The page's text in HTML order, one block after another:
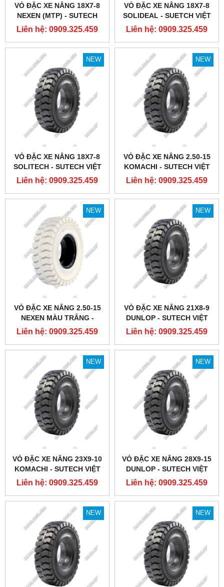
VỎ ĐẶC XE NÂNG 18X7-8
NEXEN (MTP) - SUTECH
VIỆT NAM
Liên hệ: 0909.325.459
VỎ ĐẶC XE NÂNG 18X7-8
SOLIDEAL - SUETCH VIỆT
NAM
Liên hệ: 0909.325.459
NEW
VỎ ĐẶC XE NÂNG 18X7-8
SOLITECH - SUTECH VIỆT
NAM
Liên hệ: 0909.325.459
NEW
VỎ ĐẶC XE NÂNG 2.50-15
KOMACHI - SUTECH VIỆT
NAM
Liên hệ: 0909.325.459
NEW
VỎ ĐẶC XE NÂNG 2.50-15
NEXEN MÀU TRẮNG -
SUTECH VIỆT NAM
Liên hệ: 0909.325.459
NEW
VỎ ĐẶC XE NÂNG 21X8-9
DUNLOP - SUTECH VIỆT
NAM
Liên hệ: 0909.325.459
NEW
VỎ ĐẶC XE NÂNG 23X9-10
KOMACHI - SUTECH VIỆT
NAM
Liên hệ: 0909.325.459
NEW
VỎ ĐẶC XE NÂNG 28X9-15
DUNLOP - SUTECH VIỆT
NAM
Liên hệ: 0909.325.459
NEW NEW